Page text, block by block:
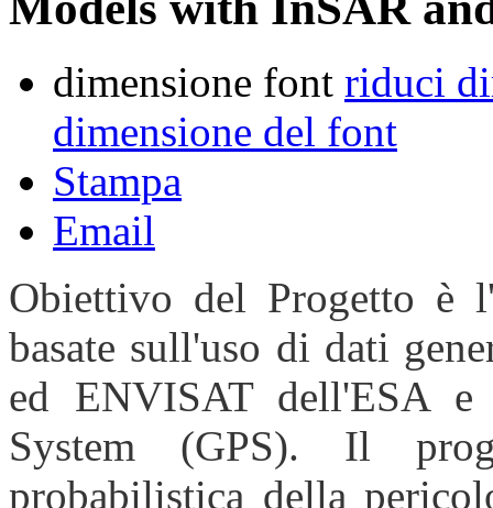
dimensione font riduci
dimensione del font
Stampa
Email
Obiettivo del Progetto è
basate sull'uso di dati
ed ENVISAT dell'ESA e
System (GPS). Il
probabilistica della